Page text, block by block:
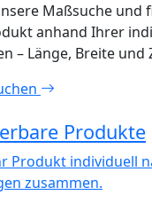
Maßsuche und
anhand Ihrer
– Länge, Breite und
Produkte
Produkt individuell
zusammen.